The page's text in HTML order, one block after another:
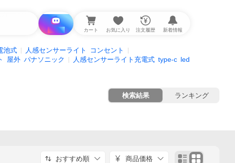
i と探す カート お気に入り 注文履歴 新着情報
池式 人感センサーライト
コンセント
屋外 パナソニック 人感センサーライト充電式 type-c led
検索結果 ランキング
おすすめ順 商品価格